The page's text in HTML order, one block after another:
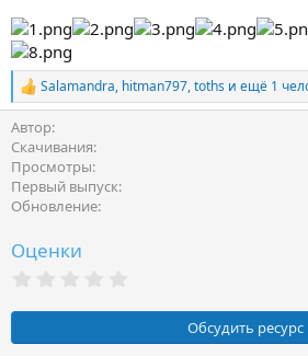
Р
е
а
к
ц
и
и
:
Salamandra, hitman797,toths и ещё 1
Автор
Скачивания
Просмотры
Первый выпуск
Обновление
Оценки
0
з
Обсудить ресурс